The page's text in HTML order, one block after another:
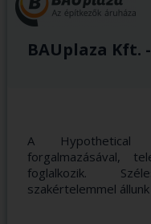
BAUplaza Kft.
A Hypothetical
forgalmazásával,
foglalkozik.
szakértelemmel állunk